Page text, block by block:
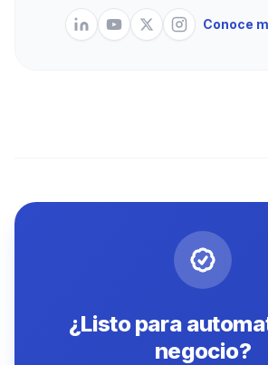
Conoce
¿Listo para
negocio?